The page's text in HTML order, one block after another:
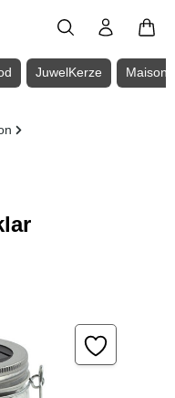
JuwelKerze Maison
5 Sternen